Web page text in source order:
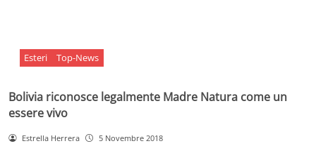
Esteri Top-News
Bolivia riconosce legalmente Madre Natura come un
essere vivo
Estrella Herrera 5 Novembre 2018